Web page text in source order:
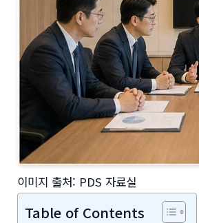
이미지 출처: PDS 자료실
Table of Contents